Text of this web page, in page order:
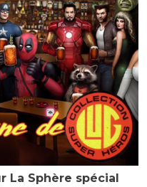
La Sphère spécial